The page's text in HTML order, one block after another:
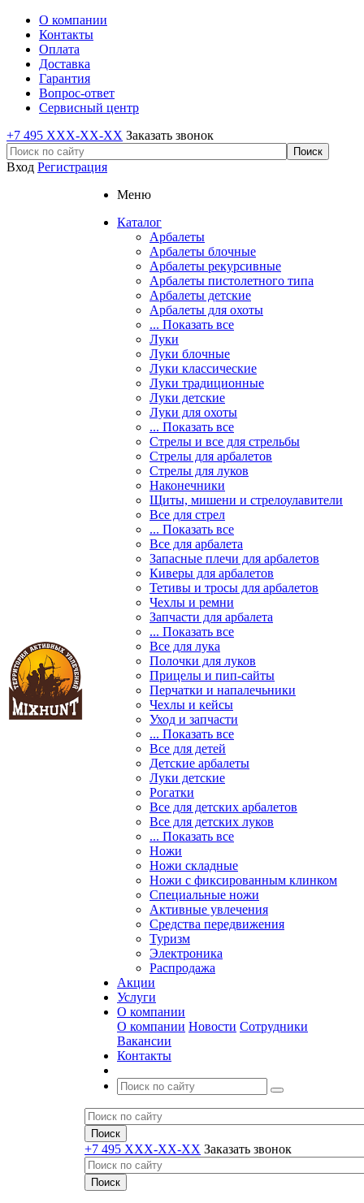
О компании
Контакты
Оплата
Доставка
Гарантия
Вопрос-ответ
Сервисный центр
+7 495 XXX-XX-XX Заказать звонок
Вход Регистрация
Меню
Каталог
Арбалеты
Арбалеты блочные
Арбалеты рекурсивные
Арбалеты пистолетного типа
Арбалеты детские
Арбалеты для охоты
... Показать все
Луки
Луки блочные
Луки классические
Луки традиционные
Луки детские
Луки для охоты
... Показать все
Стрелы и все для стрельбы
Стрелы для арбалетов
Стрелы для луков
Наконечники
Щиты, мишени и стрелоулавители
Все для стрел
... Показать все
Все для арбалета
Запасные плечи для арбалетов
Киверы для арбалетов
Тетивы и тросы для арбалетов
Чехлы и ремни
Запчасти для арбалета
... Показать все
Все для лука
Полочки для луков
Прицелы и пип-сайты
Перчатки и напалечьники
Чехлы и кейсы
Уход и запчасти
... Показать все
Все для детей
Детские арбалеты
Луки детские
Рогатки
Все для детских арбалетов
Все для детских луков
... Показать все
Ножи
Ножи складные
Ножи с фиксированным клинком
Специальные ножи
Активные увлечения
Средства передвижения
Туризм
Электроника
Распродажа
Акции
Услуги
О компании
О компании Новости Сотрудники
Вакансии
Контакты
+7 495 XXX-XX-XX Заказать звонок